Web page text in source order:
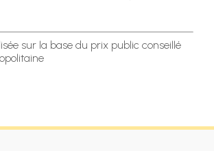
sur la base du prix public conseillé